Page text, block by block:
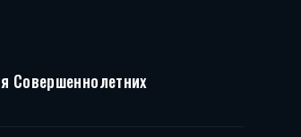
Совершеннолетних